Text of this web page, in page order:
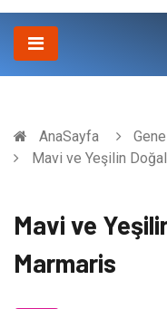
AnaSayfa
Mavi ve Yeşilin
Mavi ve
Marmaris